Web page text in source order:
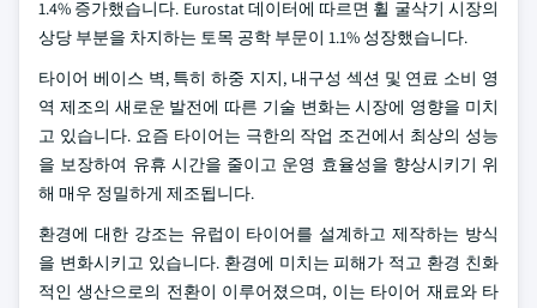
1.4% 증가했습니다. Eurostat 데이터에 따르면 휠 굴삭기 시장의
상당 부분을 차지하는 토목 공학 부문이 1.1% 성장했습니다.
타이어 베이스 벽, 특히 하중 지지, 내구성 섹션 및 연료 소비 영
역 제조의 새로운 발전에 따른 기술 변화는 시장에 영향을 미치
고 있습니다. 요즘 타이어는 극한의 작업 조건에서 최상의 성능
을 보장하여 유휴 시간을 줄이고 운영 효율성을 향상시키기 위
해 매우 정밀하게 제조됩니다.
환경에 대한 강조는 유럽이 타이어를 설계하고 제작하는 방식
을 변화시키고 있습니다. 환경에 미치는 피해가 적고 환경 친화
적인 생산으로의 전환이 이루어졌으며, 이는 타이어 재료와 타